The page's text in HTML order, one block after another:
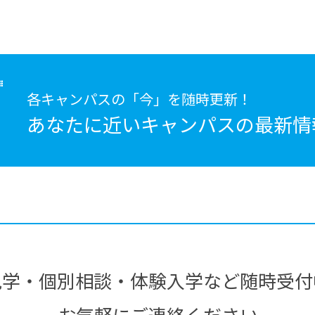
各キャンパスの「今」を随時更新！
あなたに近いキャンパスの最新
・個別相談・体験入学など随時受